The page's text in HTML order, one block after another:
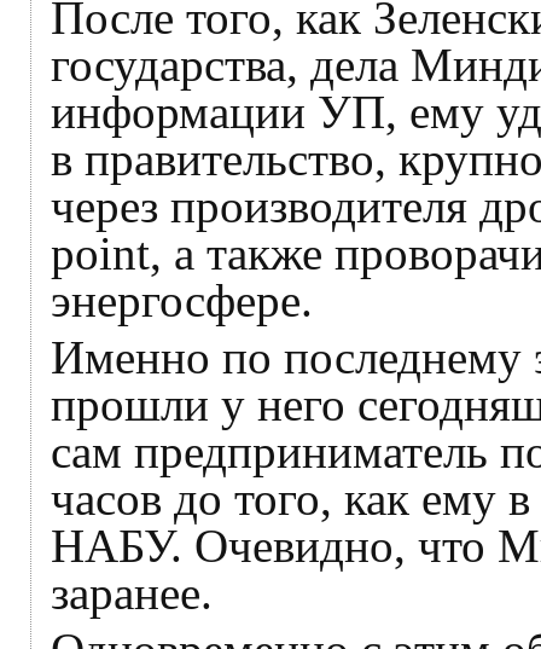
После того, как
государства, дела
информации УП, ему
в правительство,
через производителя
point, а также
энергосфере.
Именно по последнему
прошли у него
сам предприниматель
часов до того, как ему
НАБУ. Очевидно, что
заранее.